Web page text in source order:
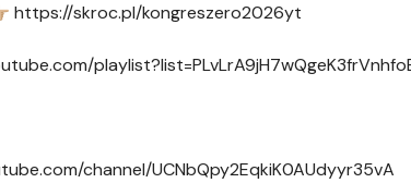
https://skroc.pl/kongreszero2026yt
channel/UCNbQpy2EqkiK0AUdyyr35vA